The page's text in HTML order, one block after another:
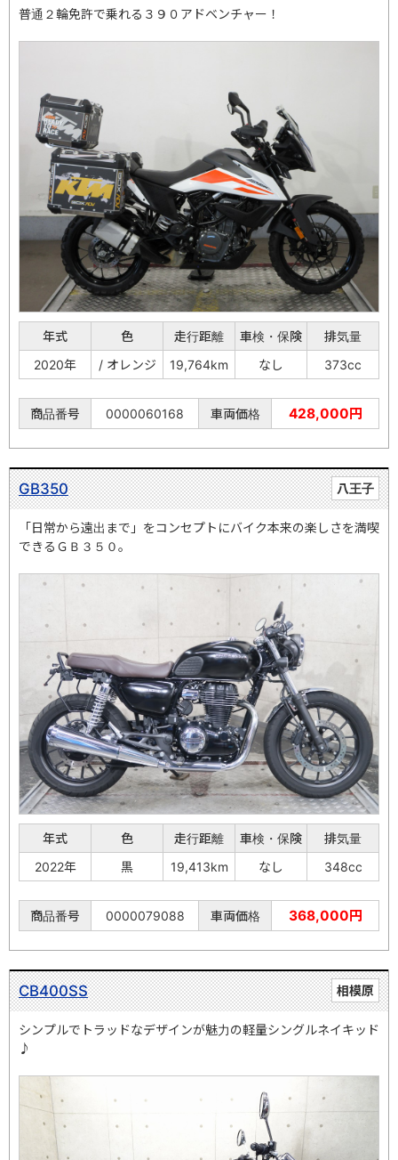
普通２輪免許で乗れる３９０アドベンチャー！
年式 色 走行距離 車検・保険
排気量
2020年
/ オレンジ 19,764km なし 373cc
商品番号 0000060168 車両価格 428,000円
八王子
GB350
「日常から遠出まで」をコンセプトにバイク本来の楽しさを満喫
できるＧＢ３５０。
年式 色 走行距離 車検・保険
排気量
2022年
黒 19,413km なし 348cc
商品番号 0000079088 車両価格 368,000円
相模原
CB400SS
シンプルでトラッドなデザインが魅力の軽量シングルネイキッド
♪